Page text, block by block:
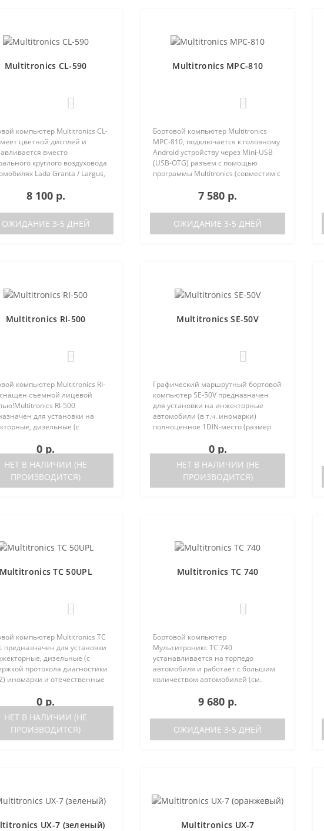
Multitronics CL-590
компьютер Multitronics CL-
цветной дисплей и
вместо
круглого воздуховода
Lada Granta / Largus,
Almera, на место
вставки панели
8 100 р.
ОЖИДАНИЕ 3-5 ДНЕЙ
Multitronics MPC-810
Бортовой компьютер Multitronics
MPC-810, подключается к головному
Android устройству через Mini-USB
(USB-OTG) разъем с помощью
программы Multitronics (совместим с
Multitronics MPC-810 по сравнению с
7 580 р.
ОЖИДАНИЕ 3-5 ДНЕЙ
Multitronics RI-500
компьютер Multitronics RI-
съемной лицевой
RI-500
для установки на
дизельные (с
2) иномарки и отечественные
ка..
0 р.
НЕТ В НАЛИЧИИ (НЕ
ПРОИЗВОДИТСЯ)
Multitronics SE-50V
Графический маршрутный бортовой
компьютер SE-50V предназначен
для установки на инжекторные
автомобили (в т.ч. иномарки)
полноценное 1DIN-место (размер
прибора возможна как с ЭБУ (список
0 р.
НЕТ В НАЛИЧИИ (НЕ
ПРОИЗВОДИТСЯ)
Multitronics TC 50UPL
компьютер Multitronics TC
предназначен для установки
дизельные (с
протокола диагностики
иномарки и отечественные
как с блоками управления
0 р.
НЕТ В НАЛИЧИИ (НЕ
ПРОИЗВОДИТСЯ)
Multitronics TC 740
Бортовой компьютер
Мультитроникс TC 740
устанавливается на торпедо
автомобиля и работает с большим
количеством автомобилей (см.
Отличия TC 740 от модели TC 750:
отсутствие голосового синтезатора
(модель TC 750 с го..
9 680 р.
ОЖИДАНИЕ 3-5 ДНЕЙ
UX-7 (зеленый)
Multitronics UX-7